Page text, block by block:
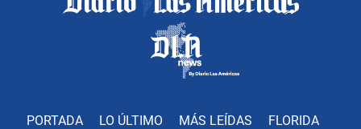
PORTADA LO ÚLTIMO MÁS LEÍDAS FLORIDA